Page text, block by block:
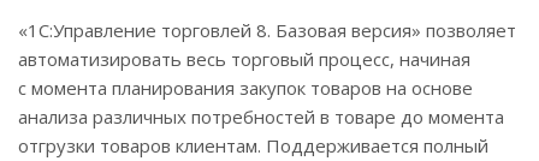
«1С:Управление торговлей 8. Базовая версия» позволяет
автоматизировать весь торговый процесс, начиная
с момента планирования закупок товаров на основе
анализа различных потребностей в товаре до момента
отгрузки товаров клиентам. Поддерживается полный